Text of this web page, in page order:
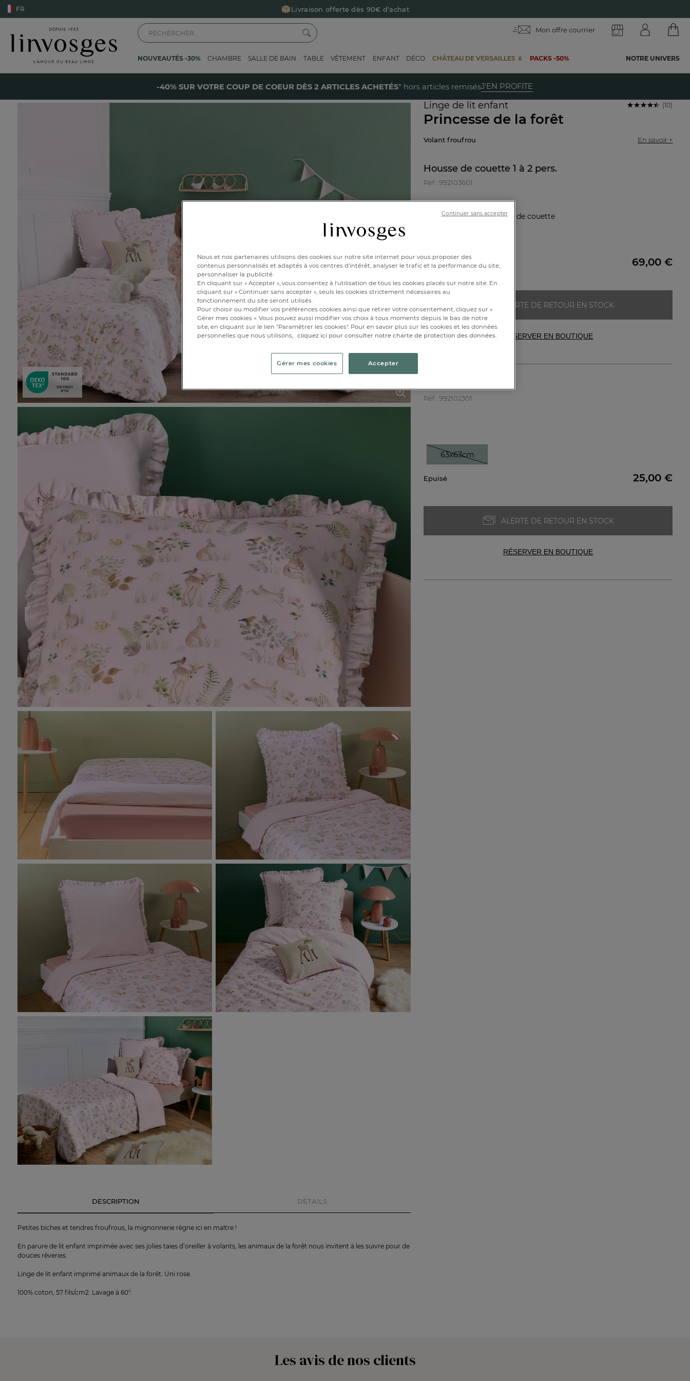
Livraison offerte dès 90€ d’achat
Retour offert avec Colissimo* !
Payez en 3x ou 4x sans frais avec Alma
Le parrainage Linvosges : offrez 15€, recevez 15€ ! Je découvre
-40% sur votre coup de coeur dès 2 articles achetés !
FR
Mon offre courrier
NOUVEAUTÉS -30% CHAMBRE SALLE DE BAIN TABLE VÊTEMENT ENFANT DÉCO CHÂTEAU DE VERSAILLES 🌷 PACKS -50% NOTRE UNIVERS
-40% SUR VOTRE COUP DE COEUR DÈS 2 ARTICLES ACHETÉS* hors articles remisésJ'EN PROFITE
Linge de lit enfant
Princesse de la forêt
(10)
Volant froufrou En savoir +
Housse de couette 1 à 2 pers.
Réf : 992103601
Caractéristique : Housse de couette
Epuisé 69,00 €
ALERTE DE RETOUR EN STOCK
RÉSERVER EN BOUTIQUE
Réf : 992102301
63x63cm
Epuisé 25,00 €
ALERTE DE RETOUR EN STOCK
RÉSERVER EN BOUTIQUE
DESCRIPTION DÉTAILS
Petites biches et tendres froufrous, la mignonnerie règne ici en maître !
En parure de lit enfant imprimée avec ses jolies taies d’oreiller à volants, les animaux de la forêt nous invitent à les suivre pour de
douces rêveries.
Linge de lit enfant imprimé animaux de la forêt. Uni rose.
100% coton, 57 fils/cm2. Lavage à 60°.
Les avis de nos clients
Nous et nos partenaires utilisons des cookies sur notre site internet pour vous proposer des
contenus personnalisés et adaptés à vos centres d’intérêt, analyser le trafic et la performance du site,
personnaliser la publicité.
En cliquant sur « Accepter », vous consentez à l'utilisation de tous les cookies placés sur notre site. En
cliquant sur « Continuer sans accepter », seuls les cookies strictement nécessaires au
fonctionnement du site seront utilisés.
Pour choisir ou modifier vos préférences cookies ainsi que retirer votre consentement, cliquez sur «
Gérer mes cookies ». Vous pouvez aussi modifier vos choix à tous moments depuis le bas de notre
site, en cliquant sur le lien "Paramétrer les cookies". Pour en savoir plus sur les cookies et les données
personnelles que nous utilisons, cliquez ici pour consulter notre charte de protection des données.
Gérer mes cookies Accepter
Continuer sans accepter